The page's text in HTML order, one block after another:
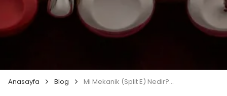
Anasayfa Blog Mi Mekanik (Split E) Nedir? 3. Oktav Mi Sesi Artık Kabus Değil